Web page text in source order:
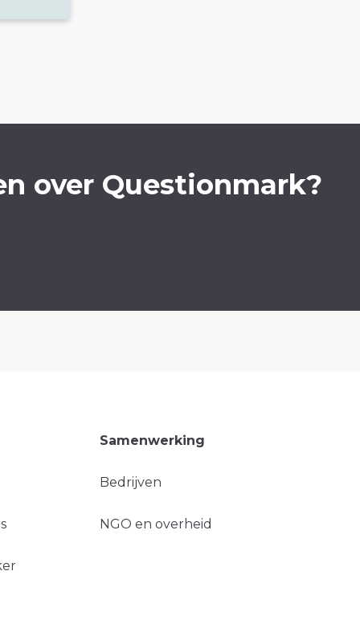
over Questionmark?
Samenwerking
Bedrijven
NGO en overheid